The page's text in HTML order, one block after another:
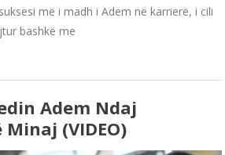
më i madh i Adem në karrierë, i cili
bashkë me
Adem Ndaj
(VIDEO)